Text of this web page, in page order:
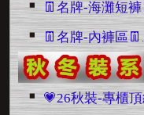
👖名牌-海灘短褲
👖名牌-內褲區👖
💗26秋裝-專櫃